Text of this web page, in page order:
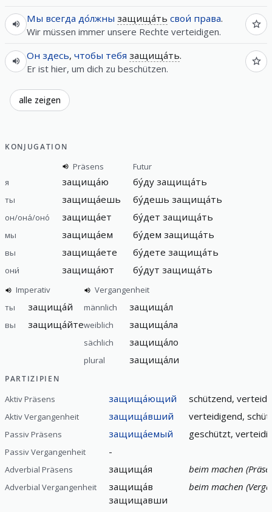
Мы всегда до́лжны защища́ть свои́ права.
Wir müssen immer unsere Rechte verteidigen.
Он здесь, чтобы тебя защища́ть.
Er ist hier, um dich zu beschützen.
alle zeigen
KONJUGATION
Präsens
Futur
я
защища́ю бу́ду защища́ть
ты защища́ешь бу́дешь защища́ть
он/она́/оно́ защища́ет бу́дет защища́ть
мы защища́ем бу́дем защища́ть
вы защища́ете бу́дете защища́ть
они́ защища́ют бу́дут защища́ть
Imperativ
ты
защища́й
вы защища́йте
Vergangenheit
männlich
защища́л
weiblich защища́ла
sächlich защища́ло
plural защища́ли
PARTIZIPIEN
Aktiv Präsens защища́ющий schützend,
Aktiv Vergangenheit защища́вший verteidigend,
Passiv Präsens защища́емый geschützt,
Passiv Vergangenheit -
Adverbial Präsens защища́я beim machen
Adverbial Vergangenheit
защища́в
защищавши
beim machen